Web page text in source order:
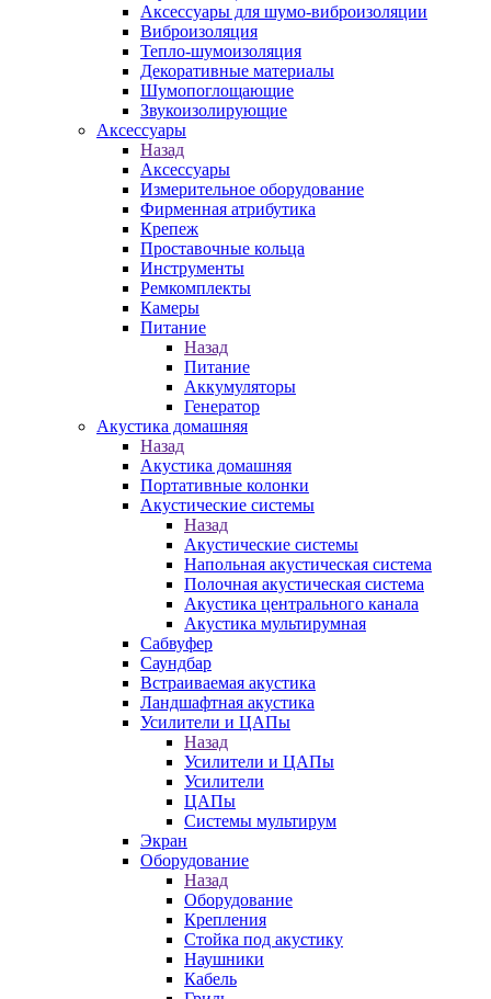
Аксессуары для шумо-виброизоляции
Виброизоляция
Тепло-шумоизоляция
Декоративные материалы
Шумопоглощающие
Звукоизолирующие
Аксессуары
Назад
Аксессуары
Измерительное оборудование
Фирменная атрибутика
Крепеж
Проставочные кольца
Инструменты
Ремкомплекты
Камеры
Питание
Назад
Питание
Аккумуляторы
Генератор
Акустика домашняя
Назад
Акустика домашняя
Портативные колонки
Акустические системы
Назад
Акустические системы
Напольная акустическая система
Полочная акустическая система
Акустика центрального канала
Акустика мультирумная
Сабвуфер
Саундбар
Встраиваемая акустика
Ландшафтная акустика
Усилители и ЦАПы
Назад
Усилители и ЦАПы
Усилители
ЦАПы
Системы мультирум
Экран
Оборудование
Назад
Оборудование
Крепления
Стойка под акустику
Наушники
Кабель